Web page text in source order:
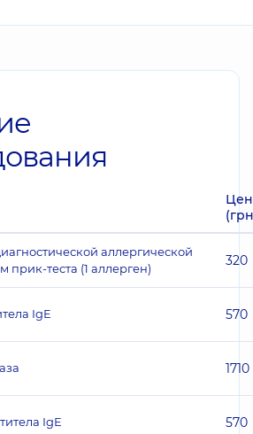
аллергической
прик-теста (1 аллерген)
320
IgE 570
1710
IgE 570